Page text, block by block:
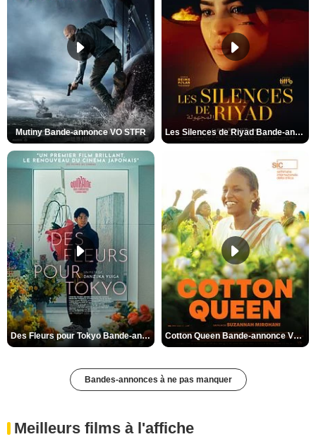
Mutiny Bande-annonce VO STFR Les Silences de Riyad Bande-annonce VO STFR
Des Fleurs pour Tokyo Bande-annonce VO STFR Cotton Queen Bande-annonce VO STFR
Bandes-annonces à ne pas manquer
Meilleurs films à l'affiche